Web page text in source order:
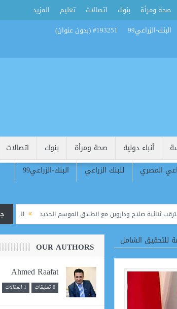
صحة ومرأة بنوك اتصالات تعليم
المزيد
البنك-الزراعي99 #193251 (بدون عنوان)
أنباء دولية صحة ومرأة بنوك
اتصالات
المصري للبنك الزراعي
البنك-الزراعي99
صلاح وداروين مع انطلاق الموسم الجديد
القرعة تشعل
للتحقيق الشامل OUR AUTHORS
Ahmed Raafat
0 تعليقات 1 المقالات